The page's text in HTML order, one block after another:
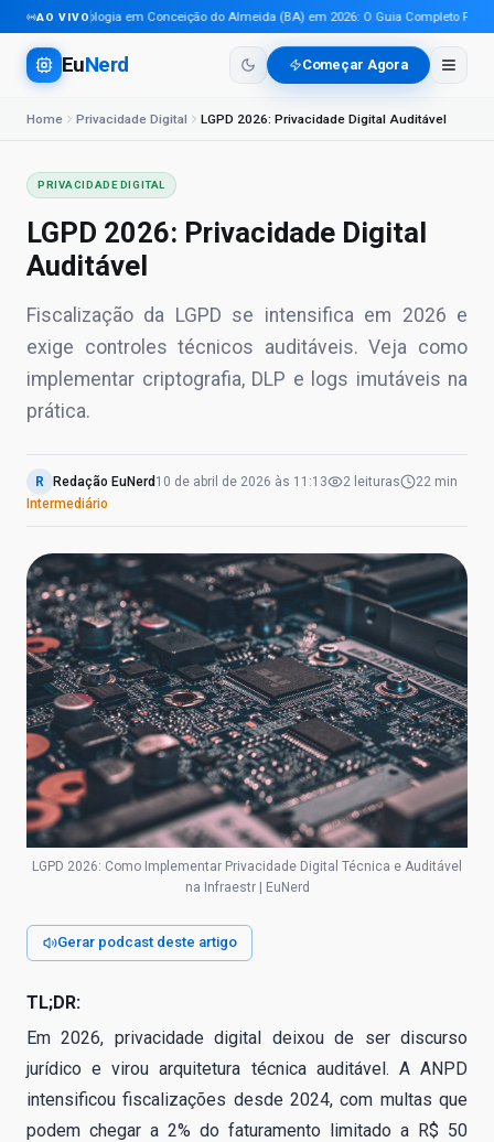
AO VIVO
Tecnologia em Conceição do Almeida (BA) em 2026: O Guia Completo Para
EuNerd Começar Agora
Home Privacidade Digital LGPD 2026: Privacidade Digital Auditável
PRIVACIDADE DIGITAL
LGPD 2026: Privacidade Digital
Auditável
Fiscalização da LGPD se intensifica em 2026 e
exige controles técnicos auditáveis. Veja como
implementar criptografia, DLP e logs imutáveis na
prática.
R Redação EuNerd 10 de abril de 2026 às 11:13 2 leituras
22 min
Intermediário
LGPD 2026: Como Implementar Privacidade Digital Técnica e Auditável
na Infraestr | EuNerd
Gerar podcast deste artigo
TL;DR:
Em 2026, privacidade digital deixou de ser discurso
jurídico e virou arquitetura técnica auditável. A ANPD
intensificou fiscalizações desde 2024, com multas que
podem chegar a 2% do faturamento limitado a R$ 50